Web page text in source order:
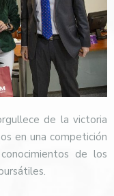
de la victoria
en una competición
de los